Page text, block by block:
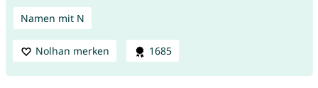
Namen mit N
Nolhan merken 1685